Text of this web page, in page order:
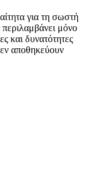
για τη σωστή
μόνο
και δυνατότητες
αποθηκεύουν